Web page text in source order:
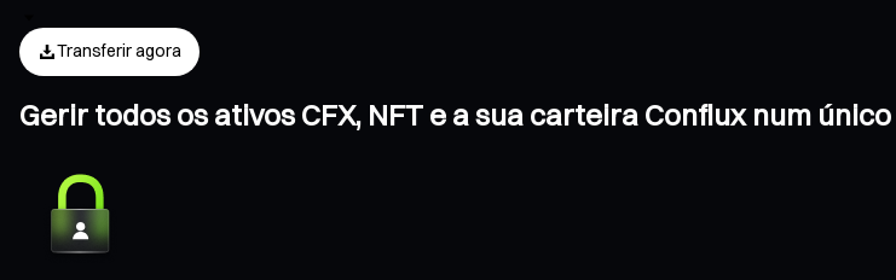
Transferir agora
Gerir todos os ativos CFX, NFT e a sua carteira Conflux num